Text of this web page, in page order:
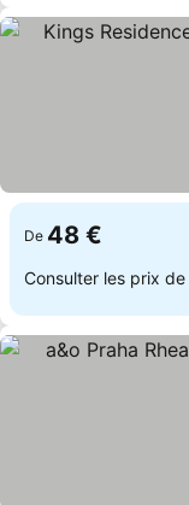
De 48 €
Consulter les prix de